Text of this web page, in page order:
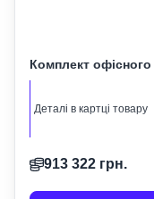
Комплект
Деталі в картці товару
913 322 грн.